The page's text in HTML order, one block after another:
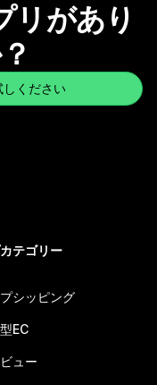
リがあり
ください
テゴリー
シッピング
EC
ュー